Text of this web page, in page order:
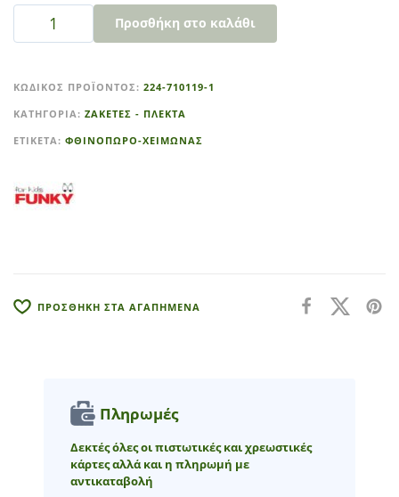
Προσθήκη στο καλάθι
t
e
r
t
ΚΩΔΙΚΌΣ ΠΡΟΪΌΝΤΟΣ: 224-710119-1
ΚΑΤΗΓΟΡΊΑ: ΖΑΚΕΤΕΣ - ΠΛΕΚΤΑ
ΕΤΙΚΈΤΑ: ΦΘΙΝΟΠΩΡΟ-ΧΕΙΜΩΝΑΣ
ΠΡΟΣΘΗΚΗ ΣΤΑ ΑΓΑΠΗΜΕΝΑ
Πληρωμές
Δεκτές όλες οι πιστωτικές και χρεωστικές
κάρτες αλλά και η πληρωμή με
αντικαταβολή